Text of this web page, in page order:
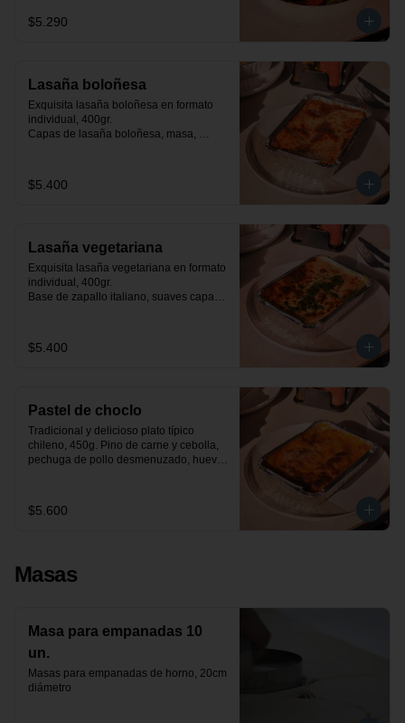
$5.290
Lasaña boloñesa
Exquisita lasaña boloñesa en formato
individual, 400gr.
Capas de lasaña boloñesa, masa,
$5.400
Lasaña vegetariana
Exquisita lasaña vegetariana en formato
individual, 400gr.
Base de zapallo italiano, suaves capas
$5.400
Pastel de choclo
Tradicional y delicioso plato típico
chileno, 450g. Pino de carne y cebolla,
pechuga de pollo desmenuzado, huevo,
$5.600
Masas
Masa para empanadas 10
un.
Masas para empanadas de horno, 20cm
diámetro